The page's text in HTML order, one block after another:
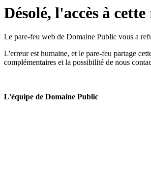
Désolé, l'accès à
Le pare-feu web de Domaine Public vous a
L'erreur est humaine, et le pare-feu partage
complémentaires et la possibilité de nous
L'équipe de Domaine Public